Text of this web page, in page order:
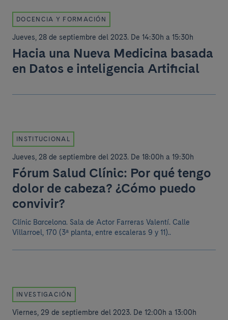
DOCENCIA Y FORMACIÓN
Jueves, 28 de septiembre del 2023. De 14:30h a 15:30h
Hacia una Nueva Medicina basada
en Datos e inteligencia Artificial
INSTITUCIONAL
Jueves, 28 de septiembre del 2023. De 18:00h a 19:30h
Fórum Salud Clínic: Por qué tengo
dolor de cabeza? ¿Cómo puedo
convivir?
Clínic Barcelona. Sala de Actor Farreras Valentí. Calle
Villarroel, 170 (3ª planta, entre escaleras 9 y 11)..
INVESTIGACIÓN
Viernes, 29 de septiembre del 2023. De 12:00h a 13:00h